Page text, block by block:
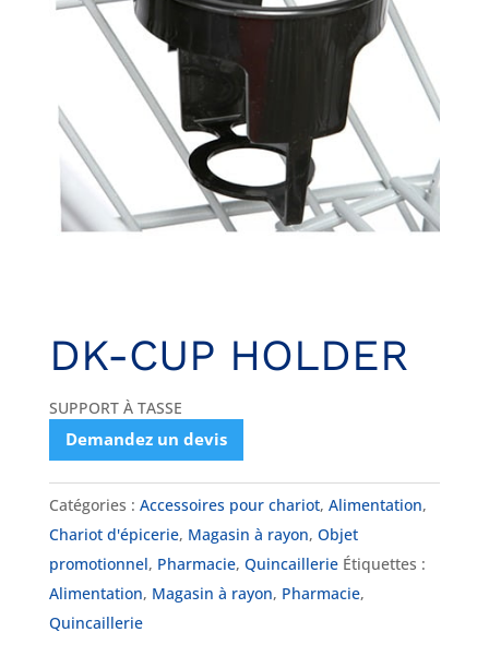
DK-CUP HOLDER
SUPPORT À TASSE
Demandez un devis
Catégories : Accessoires pour chariot, Alimentation,
Chariot d'épicerie, Magasin à rayon, Objet
promotionnel, Pharmacie, Quincaillerie Étiquettes :
Alimentation, Magasin à rayon, Pharmacie,
Quincaillerie